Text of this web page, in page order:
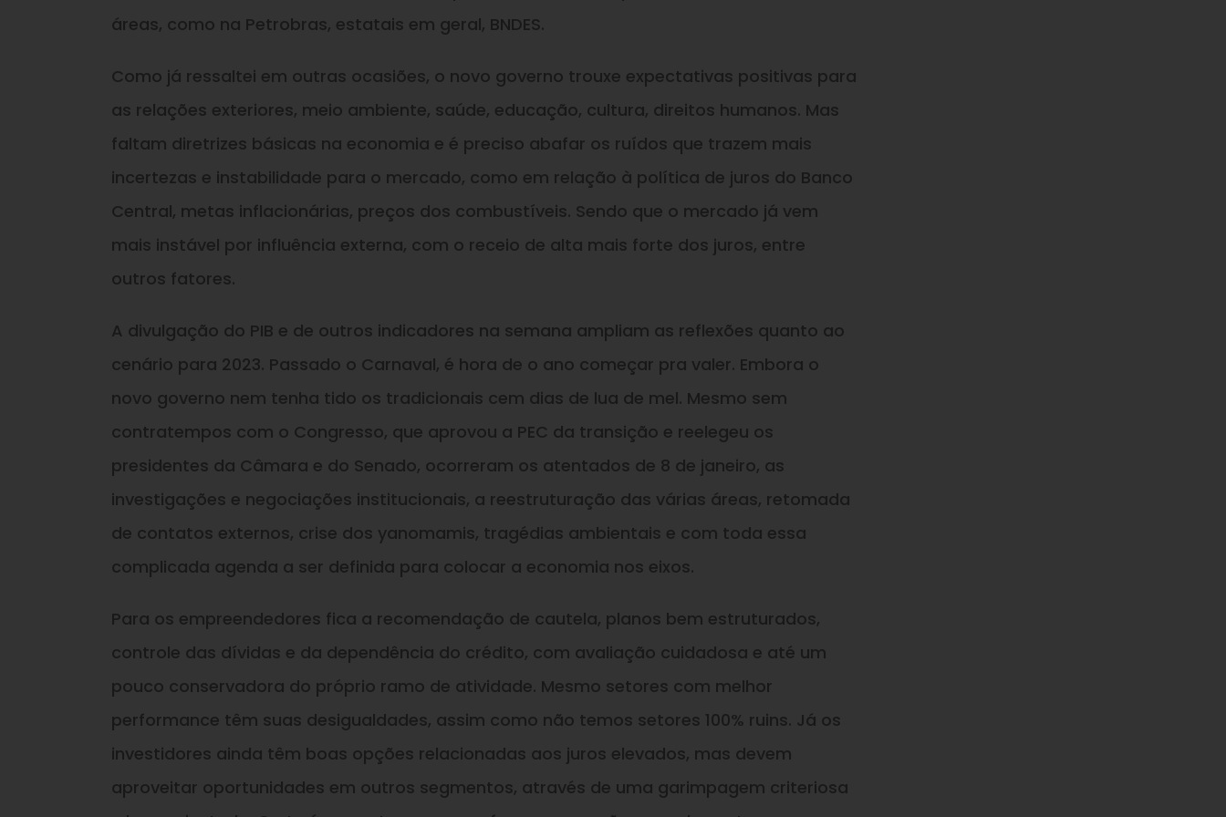
áreas, como na Petrobras, estatais em geral, BNDES.
Como já ressaltei em outras ocasiões, o novo governo trouxe expectativas positivas para
as relações exteriores, meio ambiente, saúde, educação, cultura, direitos humanos. Mas
faltam diretrizes básicas na economia e é preciso abafar os ruídos que trazem mais
incertezas e instabilidade para o mercado, como em relação à política de juros do Banco
Central, metas inflacionárias, preços dos combustíveis. Sendo que o mercado já vem
mais instável por influência externa, com o receio de alta mais forte dos juros, entre
outros fatores.
A divulgação do PIB e de outros indicadores na semana ampliam as reflexões quanto ao
cenário para 2023. Passado o Carnaval, é hora de o ano começar pra valer. Embora o
novo governo nem tenha tido os tradicionais cem dias de lua de mel. Mesmo sem
contratempos com o Congresso, que aprovou a PEC da transição e reelegeu os
presidentes da Câmara e do Senado, ocorreram os atentados de 8 de janeiro, as
investigações e negociações institucionais, a reestruturação das várias áreas, retomada
de contatos externos, crise dos yanomamis, tragédias ambientais e com toda essa
complicada agenda a ser definida para colocar a economia nos eixos.
Para os empreendedores fica a recomendação de cautela, planos bem estruturados,
controle das dívidas e da dependência do crédito, com avaliação cuidadosa e até um
pouco conservadora do próprio ramo de atividade. Mesmo setores com melhor
performance têm suas desigualdades, assim como não temos setores 100% ruins. Já os
investidores ainda têm boas opções relacionadas aos juros elevados, mas devem
aproveitar oportunidades em outros segmentos, através de uma garimpagem criteriosa